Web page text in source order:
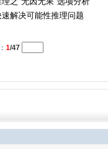
解决可能性推理问题
1/47